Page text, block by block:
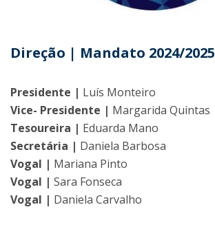
Direção | Mandato 2024/2025
Presidente | Luís Monteiro
Vice- Presidente | Margarida Quintas
Tesoureira | Eduarda Mano
Secretária | Daniela Barbosa
Vogal | Mariana Pinto
Vogal | Sara Fonseca
Vogal | Daniela Carvalho